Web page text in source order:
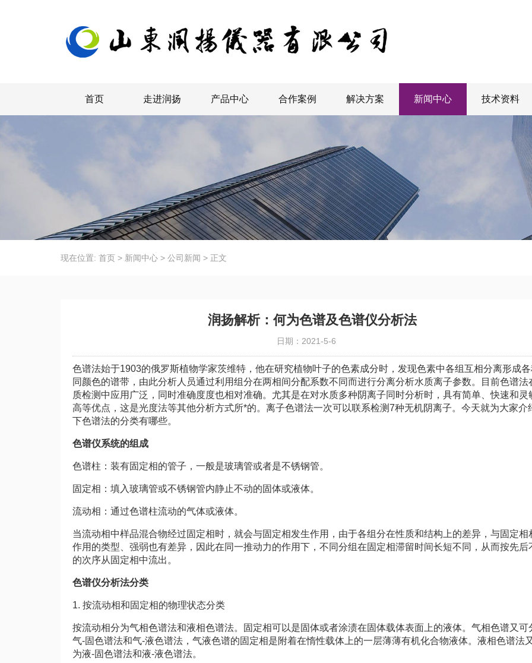
首页 走进润扬 产品中心 合作案例 解决方案 新闻中心 技术资料
现在位置: 首页 > 新闻中心 > 公司新闻 > 正文
润扬解析：何为色谱及色谱仪分析法
日期：2021-5-6
色谱法始于1903的俄罗斯植物学家茨维特，他在研究植物叶子的色素成分时，发现色素中各组互相分离形成
同颜色的谱带，由此分析人员通过利用组分在两相间分配系数不同而进行分离分析水质离子参数。目前色谱法
质检测中应用广泛，同时准确度度也相对准确。尤其是在对水质多种阴离子同时分析时，具有简单、快速和灵
高等优点，这是光度法等其他分析方式所*的。离子色谱法一次可以联系检测7种无机阴离子。今天就为大家介
下色谱法的分类有哪些。
色谱仪系统的组成
色谱柱：装有固定相的管子，一般是玻璃管或者是不锈钢管。
固定相：填入玻璃管或不锈钢管内静止不动的固体或液体。
流动相：通过色谱柱流动的气体或液体。
当流动相中样品混合物经过固定相时，就会与固定相发生作用，由于各组分在性质和结构上的差异，与固定相
作用的类型、强弱也有差异，因此在同一推动力的作用下，不同分组在固定相滞留时间长短不同，从而按先后
的次序从固定相中流出。
色谱仪分析法分类
1. 按流动相和固定相的物理状态分类
按流动相分为气相色谱法和液相色谱法。固定相可以是固体或者涂渍在固体载体表面上的液体。气相色谱又可
气-固色谱法和气-液色谱法，气液色谱的固定相是附着在惰性载体上的一层薄薄有机化合物液体。液相色谱法
为液-固色谱法和液-液色谱法。